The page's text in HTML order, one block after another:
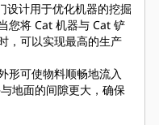
设计用于优化机器的挖掘
您将 Cat 机器与 Cat 铲
，可以实现最高的生产
形可使物料顺畅地流入
地面的间隙更大，确保